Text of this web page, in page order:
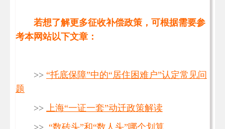
若想了解更多征收补偿政策，可根据需要参
考本网站以下文章：
>> “托底保障”中的“居住困难户”认定常见问
题
>> 上海“一证一套”动迁政策解读
>> “数砖头”和“数人头”哪个划算